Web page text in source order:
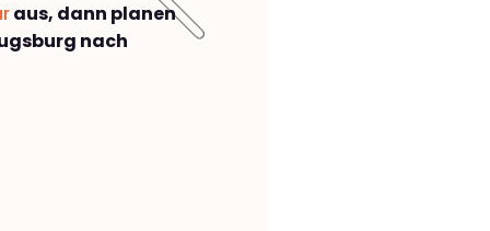
aus, dann planen
nach